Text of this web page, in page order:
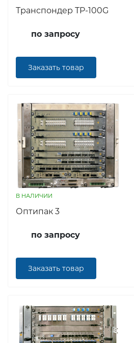
Транспондер TP-100G
по запросу
Заказать товар
В НАЛИЧИИ
Оптипак 3
по запросу
Заказать товар